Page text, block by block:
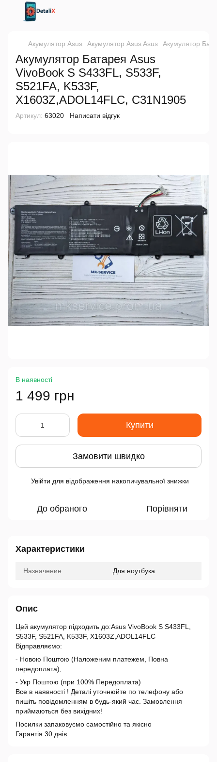
Акумулятор Asus Акумулятор Asus Asus Акумулятор
Акумулятор Батарея Asus
VivoBook S S433FL, S533F,
S521FA, K533F,
X1603Z,ADOL14FLC, C31N1905
Артикул: 63020 Написати відгук
В наявності
1 499 грн
Купити
Замовити швидко
Увійти для відображення накопичувальної знижки
До обраного Порівняти
Характеристики
Назначение Для ноутбука
Опис
Цей акумулятор підходить до:Asus VivoBook S S433FL,
S533F, S521FA, K533F, X1603Z,ADOL14FLC
Відправляємо:
- Новою Поштою (Наложеним платежем, Повна
передоплата),
- Укр Поштою (при 100% Передоплата)
Все в наявності ! Деталі уточнюйте по телефону або
пишіть повідомленням в будь-який час. Замовлення
приймаються без вихідних!
Посилки запаковуємо самостійно та якісно
Гарантія 30 днів